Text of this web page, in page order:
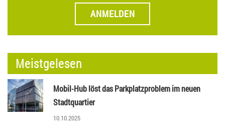
ANMELDEN
Meistgelesen
Mobil-Hub löst das Parkplatzproblem im neuen
Stadtquartier
10.10.2025